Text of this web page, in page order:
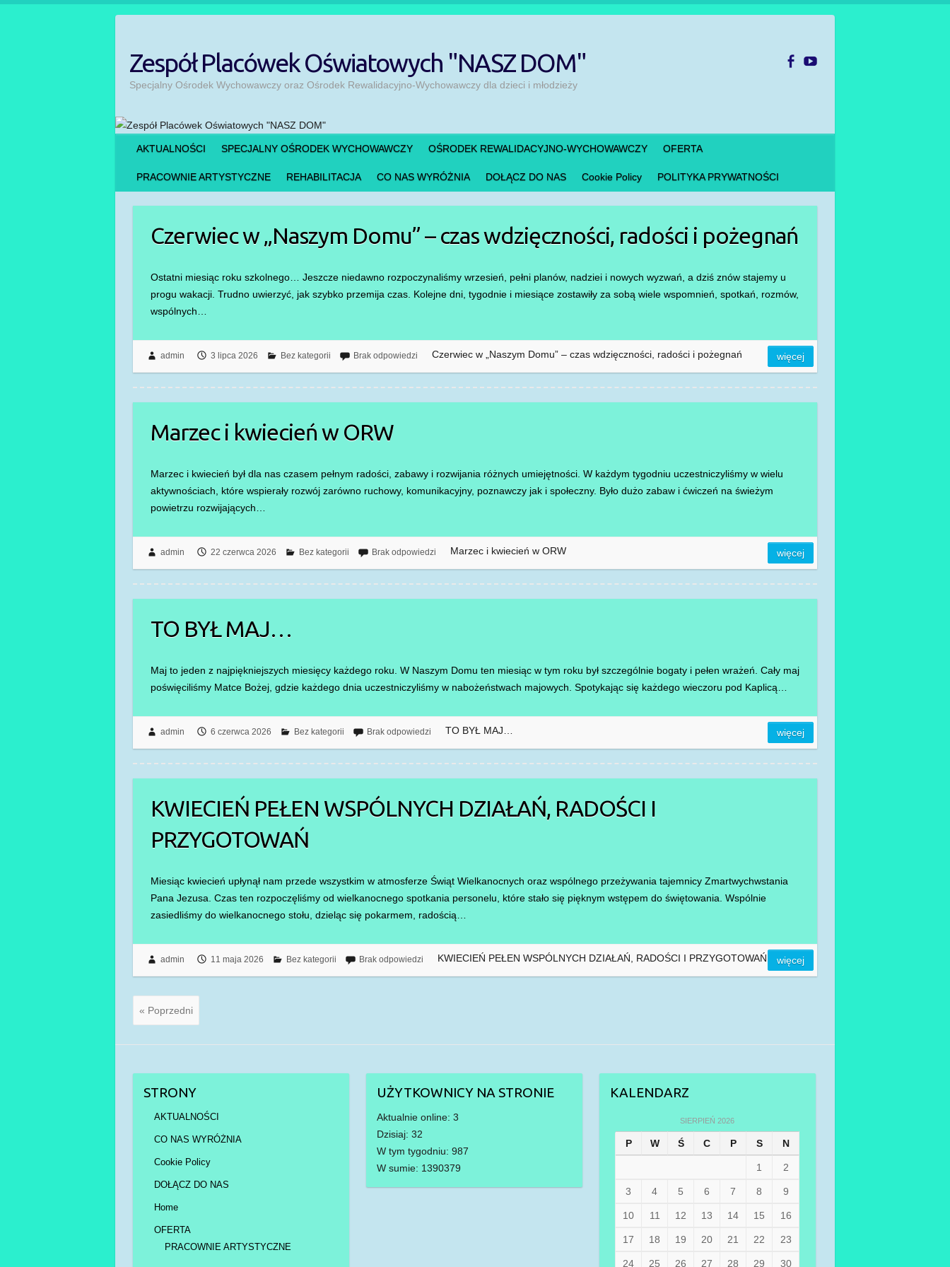
Zespół Placówek Oświatowych "NASZ DOM"
Specjalny Ośrodek Wychowawczy oraz Ośrodek Rewalidacyjno-Wychowawczy dla dzieci i młodzieży
AKTUALNOŚCI SPECJALNY OŚRODEK WYCHOWAWCZY OŚRODEK REWALIDACYJNO-WYCHOWAWCZY OFERTA
PRACOWNIE ARTYSTYCZNE REHABILITACJA CO NAS WYRÓŻNIA DOŁĄCZ DO NAS Cookie Policy POLITYKA PRYWATNOŚCI
Czerwiec w „Naszym Domu” – czas wdzięczności, radości i pożegnań
Ostatni miesiąc roku szkolnego… Jeszcze niedawno rozpoczynaliśmy wrzesień, pełni planów, nadziei i nowych wyzwań, a dziś znów stajemy u
progu wakacji. Trudno uwierzyć, jak szybko przemija czas. Kolejne dni, tygodnie i miesiące zostawiły za sobą wiele wspomnień, spotkań, rozmów,
wspólnych…
admin 3 lipca 2026 Bez kategorii Brak odpowiedzi Czerwiec w „Naszym Domu” – czas wdzięczności, radości i pożegnań więcej
Marzec i kwiecień w ORW
Marzec i kwiecień był dla nas czasem pełnym radości, zabawy i rozwijania różnych umiejętności. W każdym tygodniu uczestniczyliśmy w wielu
aktywnościach, które wspierały rozwój zarówno ruchowy, komunikacyjny, poznawczy jak i społeczny. Było dużo zabaw i ćwiczeń na świeżym
powietrzu rozwijających…
admin 22 czerwca 2026 Bez kategorii Brak odpowiedzi Marzec i kwiecień w ORW więcej
TO BYŁ MAJ…
Maj to jeden z najpiękniejszych miesięcy każdego roku. W Naszym Domu ten miesiąc w tym roku był szczególnie bogaty i pełen wrażeń. Cały maj
poświęciliśmy Matce Bożej, gdzie każdego dnia uczestniczyliśmy w nabożeństwach majowych. Spotykając się każdego wieczoru pod Kaplicą…
admin 6 czerwca 2026 Bez kategorii Brak odpowiedzi TO BYŁ MAJ… więcej
KWIECIEŃ PEŁEN WSPÓLNYCH DZIAŁAŃ, RADOŚCI I
PRZYGOTOWAŃ
Miesiąc kwiecień upłynął nam przede wszystkim w atmosferze Świąt Wielkanocnych oraz wspólnego przeżywania tajemnicy Zmartwychwstania
Pana Jezusa. Czas ten rozpoczęliśmy od wielkanocnego spotkania personelu, które stało się pięknym wstępem do świętowania. Wspólnie
zasiedliśmy do wielkanocnego stołu, dzieląc się pokarmem, radością…
admin 11 maja 2026 Bez kategorii Brak odpowiedzi KWIECIEŃ PEŁEN WSPÓLNYCH DZIAŁAŃ, RADOŚCI I PRZYGOTOWAŃ więcej
« Poprzedni
STRONY
AKTUALNOŚCI
CO NAS WYRÓŻNIA
Cookie Policy
DOŁĄCZ DO NAS
Home
OFERTA
PRACOWNIE ARTYSTYCZNE
UŻYTKOWNICY NA STRONIE
Aktualnie online: 3
Dzisiaj: 32
W tym tygodniu: 987
W sumie: 1390379
KALENDARZ
SIERPIEŃ 2026
P W Ś C P S N
1 2
3 4 5 6 7 8 9
10 11 12 13 14 15 16
17 18 19 20 21 22 23
24 25 26 27 28 29 30